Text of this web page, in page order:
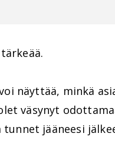
näyttää, minkä
väsynyt
jääneesi